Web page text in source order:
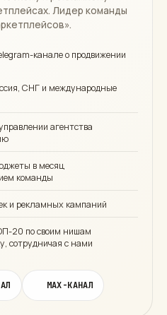
Лидер команды
канале о продвижении
СНГ и международные
агентства
в месяц
команды
и рекламных кампаний
20 по своим нишам
сотрудничая с нами
MAX-КАНАЛ